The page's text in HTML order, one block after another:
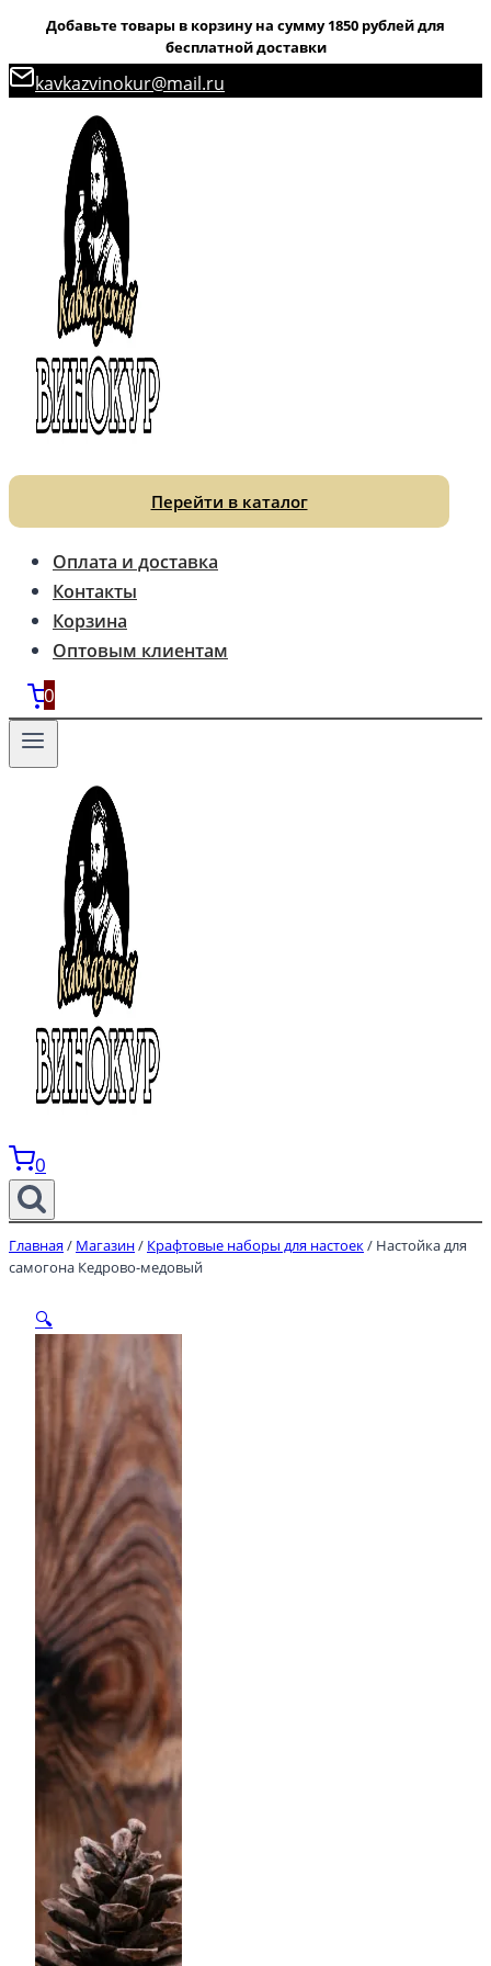
Добавьте товары в корзину на сумму 1850 рублей для
бесплатной доставки
Перейти
содержимому
kavkazvinokur@mail.ru
Перейти в каталог
Оплата и доставка
Контакты
Корзина
Оптовым клиентам
0
0
Главная/ Магазин/ Крафтовые наборы для настоек/ Настойка для
самогона Кедрово-медовый
🔍